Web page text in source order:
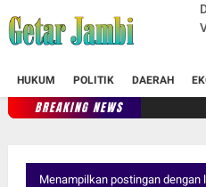
HUKUM POLITIK DAERAH
BREAKING NEWS
Menampilkan postingan dengan